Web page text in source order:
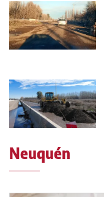
Neuquén